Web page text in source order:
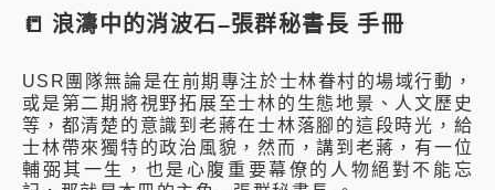
📒 浪濤中的消波石–張群秘書長 手冊
USR團隊無論是在前期專注於士林眷村的場域行動，
或是第二期將視野拓展至士林的生態地景、人文歷史
等，都清楚的意識到老蔣在士林落腳的這段時光，給
士林帶來獨特的政治風貌，然而，講到老蔣，有一位
輔弼其一生，也是心腹重要幕僚的人物絕對不能忘